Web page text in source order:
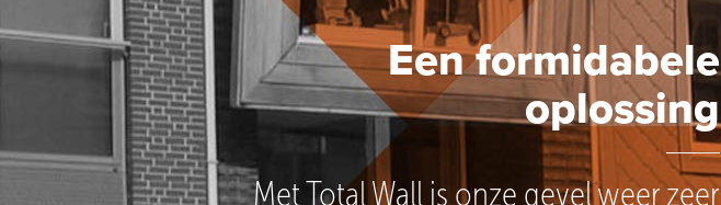
Een formidabele
oplossing
Met Total Wall is onze gevel weer zeer